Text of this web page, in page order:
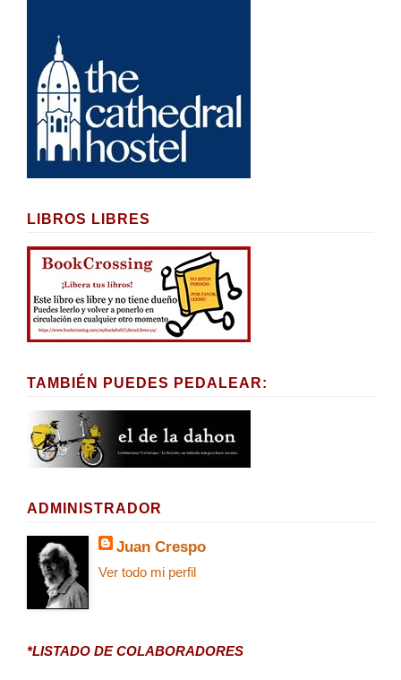
LIBROS LIBRES
TAMBIÉN PUEDES PEDALEAR:
ADMINISTRADOR
Juan Crespo
Ver todo mi perfil
*LISTADO DE COLABORADORES